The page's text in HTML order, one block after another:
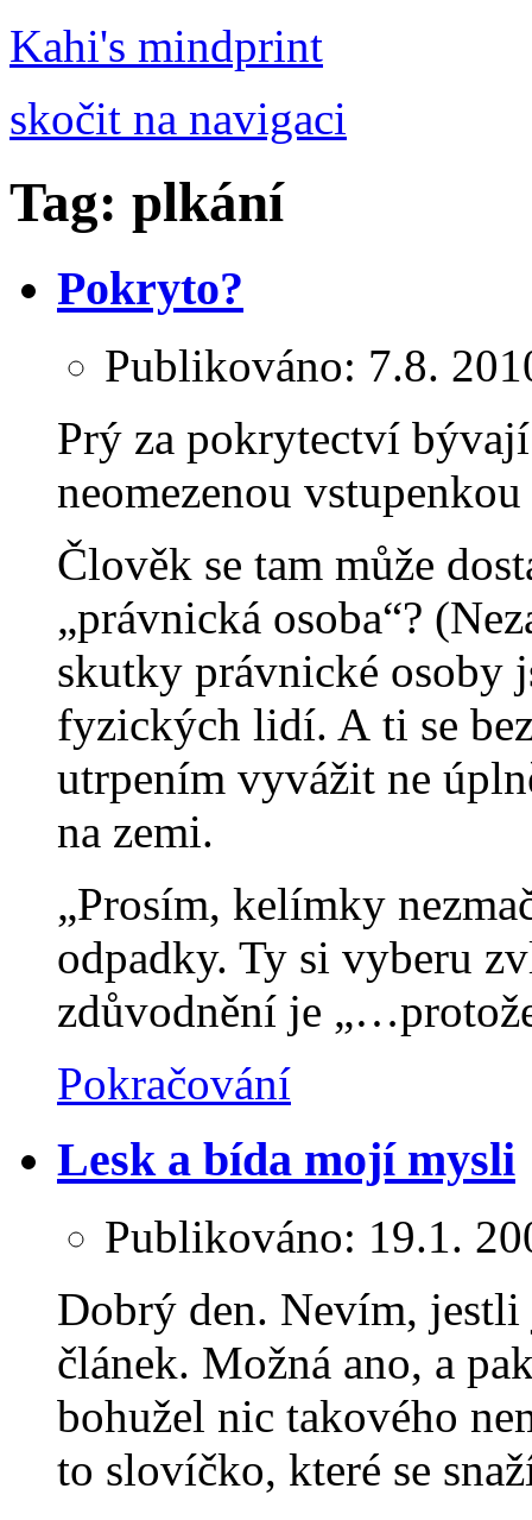
Kahi's mindprint
skočit na navigaci
Tag: plkání
Pokryto?
Publikováno: 7.8.
Prý za pokrytectví
neomezenou
Člověk se tam může
„právnická osoba“?
skutky právnické osoby
fyzických lidí. A ti se
utrpením vyvážit ne
na zemi.
„Prosím, kelímky
odpadky. Ty si vyberu
zdůvodnění je
Pokračování
Lesk a bída mojí mysli
Publikováno: 19.1.
Dobrý den. Nevím, jestli
článek. Možná ano, a
bohužel nic takového
to slovíčko, které se